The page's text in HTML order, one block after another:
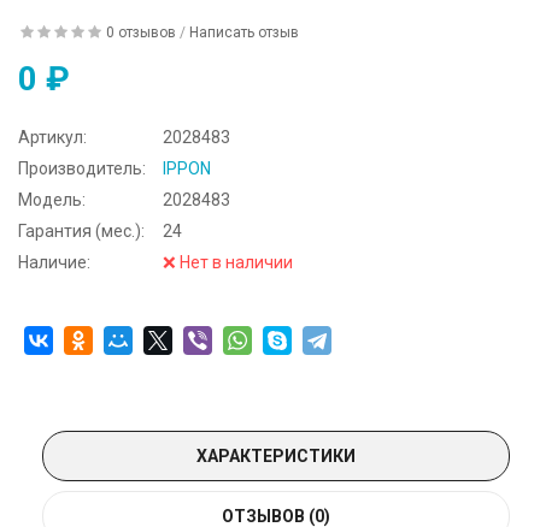
0 отзывов / Написать отзыв
0 ₽
Артикул:
2028483
Производитель:
IPPON
Модель:
2028483
Гарантия (мес.):
24
Наличие:
❌ Нет в наличии
ХАРАКТЕРИСТИКИ
ОТЗЫВОВ (0)